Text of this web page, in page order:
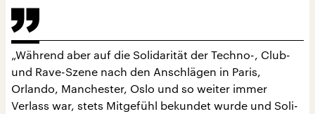
„Während aber auf die Solidarität der Techno-, Club-
und Rave-Szene nach den Anschlägen in Paris,
Orlando, Manchester, Oslo und so weiter immer
Verlass war, stets Mitgefühl bekundet wurde und Soli-